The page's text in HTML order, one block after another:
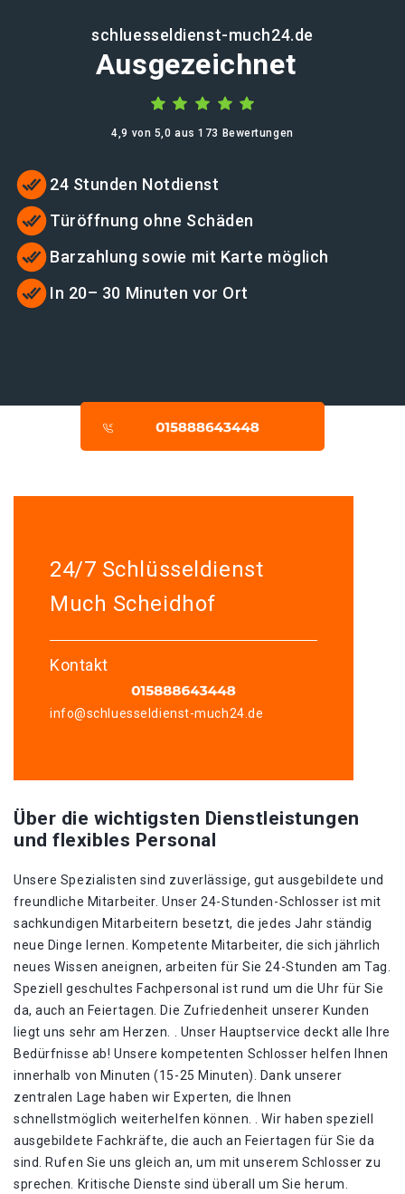
schluesseldienst-much24.de
Ausgezeichnet
4,9 von 5,0 aus 173 Bewertungen
24 Stunden Notdienst
Türöffnung ohne Schäden
Barzahlung sowie mit Karte möglich
In 20– 30 Minuten vor Ort
24/7 Schlüsseldienst
Much Scheidhof
Kontakt
info@schluesseldienst-much24.de
Über die wichtigsten Dienstleistungen
und flexibles Personal
Unsere Spezialisten sind zuverlässige, gut ausgebildete und
freundliche Mitarbeiter. Unser 24-Stunden-Schlosser ist mit
sachkundigen Mitarbeitern besetzt, die jedes Jahr ständig
neue Dinge lernen. Kompetente Mitarbeiter, die sich jährlich
neues Wissen aneignen, arbeiten für Sie 24-Stunden am Tag.
Speziell geschultes Fachpersonal ist rund um die Uhr für Sie
da, auch an Feiertagen. Die Zufriedenheit unserer Kunden
liegt uns sehr am Herzen. . Unser Hauptservice deckt alle Ihre
Bedürfnisse ab! Unsere kompetenten Schlosser helfen Ihnen
innerhalb von Minuten (15-25 Minuten). Dank unserer
zentralen Lage haben wir Experten, die Ihnen
schnellstmöglich weiterhelfen können. . Wir haben speziell
ausgebildete Fachkräfte, die auch an Feiertagen für Sie da
sind. Rufen Sie uns gleich an, um mit unserem Schlosser zu
sprechen. Kritische Dienste sind überall um Sie herum.